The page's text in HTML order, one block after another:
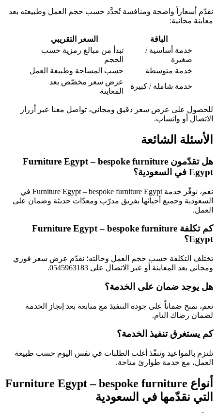
نقدّم أسعاراً واضحة ومنافسة تُحدَّد حسب حجم العمل وطبيعته بعد
معاينة مجانية:
الباقة
السعر التقريبي
خدمة أساسية /
صغيرة
تبدأ من مبالغ رمزية حسب
الحجم
خدمة متوسطة
حسب المساحة وطبيعة العمل
خدمة شاملة / كبيرة
عرض سعر مخصّص بعد
المعاينة
للحصول على عرض سعر دقيق ومجاني، تواصل معنا عبر أزرار
الاتصال أو واتساب.
الأسئلة الشائعة
هل تقدّمون Furniture Egypt – bespoke furniture
Egypt في السعودية؟
نعم، نوفّر خدمة Furniture Egypt – bespoke furniture Egypt في
السعودية وجميع أحيائها بفريق مدرّب ومعدّات حديثة وضمان على
العمل.
كم تكلفة Furniture Egypt – bespoke furniture
Egypt؟
تختلف التكلفة حسب حجم العمل وحالته؛ نقدّم عرض سعر فوري
ومجاني بعد المعاينة أو عبر الاتصال على 0545963183.
هل يوجد ضمان على الخدمة؟
نعم، نمنح ضماناً على جودة التنفيذ مع متابعة بعد إنجاز الخدمة
لضمان رضاك التام.
كم يستغرق تنفيذ الخدمة؟
نلتزم بالمواعيد وننفّذ أغلب الطلبات في نفس اليوم حسب طبيعة
العمل، مع خدمة طوارئ متاحة.
أنواع Furniture Egypt – bespoke furniture
التي نقدّمها في السعودية